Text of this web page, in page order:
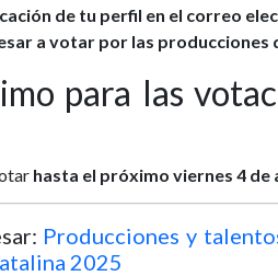
de tu perfil en el correo
a votar por las producciones
para las
hasta el próximo viernes 4 de
Producciones y
2025